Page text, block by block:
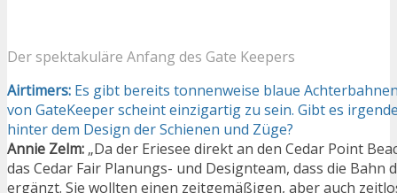
Der spektakuläre Anfang des Gate Keepers
Airtimers: Es gibt bereits tonnenweise blaue
von GateKeeper scheint einzigartig zu sein. Gibt es
hinter dem Design der Schienen und Züge?
Annie Zelm: „Da der Eriesee direkt an den Cedar Point
das Cedar Fair Planungs- und Designteam, dass die Bahn
ergänzt. Sie wollten einen zeitgemäßigen, aber auch